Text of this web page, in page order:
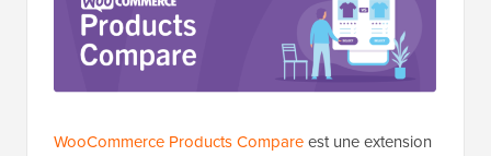
WooCommerce Products Compareest une extension